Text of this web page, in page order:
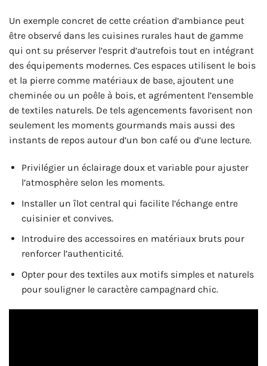
Un exemple concret de cette création d’ambiance peut
être observé dans les cuisines rurales haut de gamme
qui ont su préserver l’esprit d’autrefois tout en intégrant
des équipements modernes. Ces espaces utilisent le bois
et la pierre comme matériaux de base, ajoutent une
cheminée ou un poêle à bois, et agrémentent l’ensemble
de textiles naturels. De tels agencements favorisent non
seulement les moments gourmands mais aussi des
instants de repos autour d’un bon café ou d’une lecture.
Privilégier un éclairage doux et variable pour ajuster
l’atmosphère selon les moments.
Installer un îlot central qui facilite l’échange entre
cuisinier et convives.
Introduire des accessoires en matériaux bruts pour
renforcer l’authenticité.
Opter pour des textiles aux motifs simples et naturels
pour souligner le caractère campagnard chic.